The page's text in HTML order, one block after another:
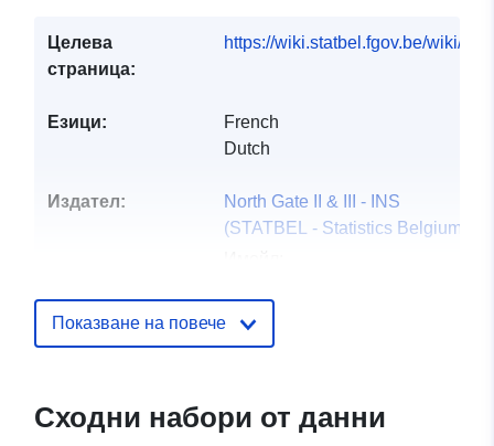
Целева
страница:
https://wiki.statbel.fgov.be/wiki/
Езици:
French
Dutch
Издател:
North Gate II & III - INS
(STATBEL - Statistics Belgium)
Начало:
Имейл:
Показване на повече
Сходни набори от данни